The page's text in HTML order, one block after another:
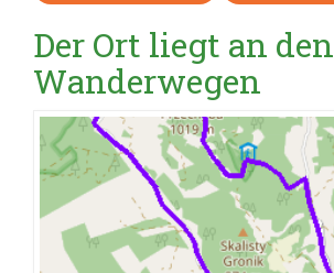
Der Ort liegt an den
Wanderwegen